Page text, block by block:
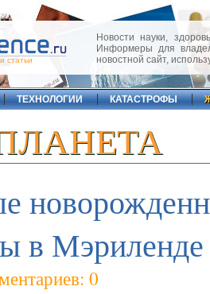
статьи
Новости науки,
Информеры для
новостной сайт,
ТЕХНОЛОГИИ КАТАСТРОФЫ
в Мэриленде
0